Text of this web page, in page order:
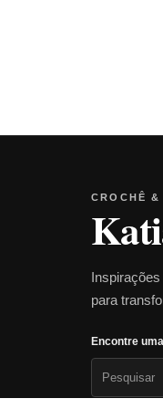
CROCHÊ &
para
Encontre